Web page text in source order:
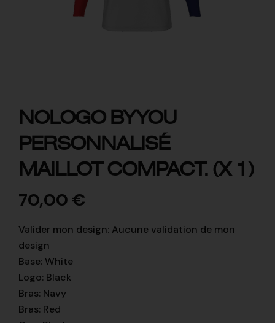
NOLOGO BYYOU
PERSONNALISÉ
MAILLOT COMPACT. (X 1)
70,00 €
Valider mon design: Aucune validation de mon
design
Base: White
Logo: Black
Bras: Navy
Bras: Red